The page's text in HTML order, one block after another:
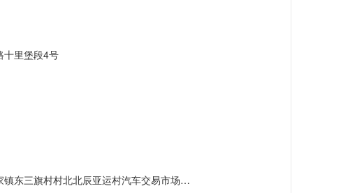
十里堡段4号
三旗村村北北辰亚运村汽车交易市场内A五区5号